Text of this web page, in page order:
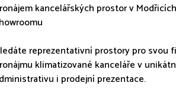
kancelářských prostor v
reprezentativní prostory pro svou
klimatizované kanceláře v
i prodejní prezentace.